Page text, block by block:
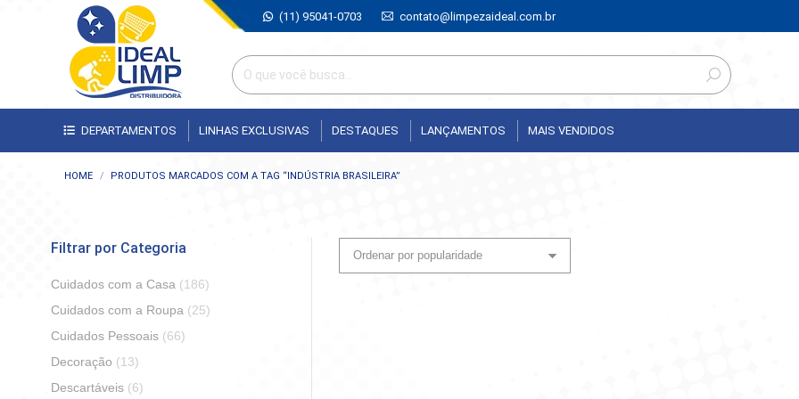
(11) 95041-0703 contato@limpezaideal.com.br
DEPARTAMENTOS LINHAS EXCLUSIVAS DESTAQUES LANÇAMENTOS MAIS VENDIDOS
Você está aqui:
HOME PRODUTOS MARCADOS COM A TAG “INDÚSTRIA BRASILEIRA”
Filtrar por Categoria
Cuidados com a Casa (186)
Cuidados com a Roupa (25)
Cuidados Pessoais (66)
Decoração (13)
Descartáveis (6)